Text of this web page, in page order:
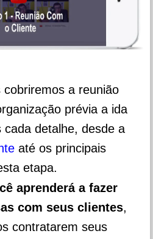
a reunião
prévia a ida
cada detalhe, desde a
até os principais
etapa.
aprenderá a fazer
com seus clientes,
contratarem seus